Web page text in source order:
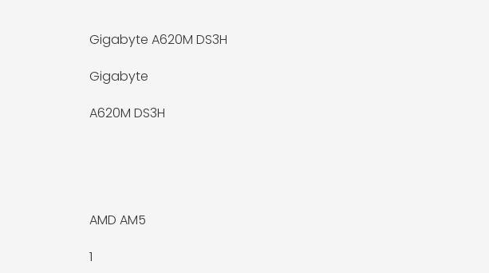
Gigabyte A620M DS3H
Gigabyte
A620M DS3H
AMD AM5
1